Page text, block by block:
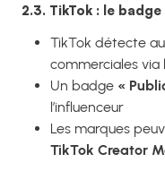
2.3. TikTok : le
TikTok détecte
commerciales via
Un badge «
l’influenceur
Les marques
TikTok Creator